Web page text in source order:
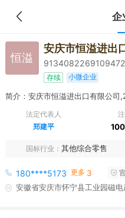
企
恒溢
安庆市恒溢进出
存续 小微企业
法定代表人
郑建平
100
国标行业 其他综合零售
180****5173 更多 3